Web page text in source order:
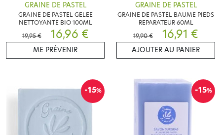
GRAINE DE PASTEL
GRAINE DE PASTEL GELEE
NETTOYANTE BIO 100ML
19,95 €
16,96 €
ME PRÉVENIR
GRAINE DE PASTEL
GRAINE DE PASTEL BAUME PIEDS
REPARATEUR 60ML
19,90 €
16,91 €
AJOUTER AU PANIER
-15% -15%